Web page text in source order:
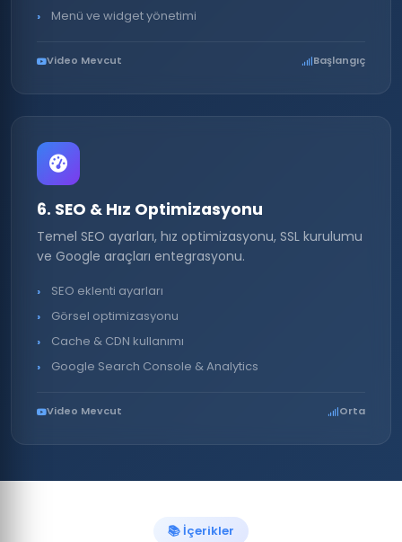
Menü ve widget yönetimi
Video Mevcut Başlangıç
6. SEO & Hız Optimizasyonu
Temel SEO ayarları, hız optimizasyonu, SSL kurulumu
ve Google araçları entegrasyonu.
SEO eklenti ayarları
Görsel optimizasyonu
Cache & CDN kullanımı
Google Search Console & Analytics
Video Mevcut Orta
📚 İçerikler